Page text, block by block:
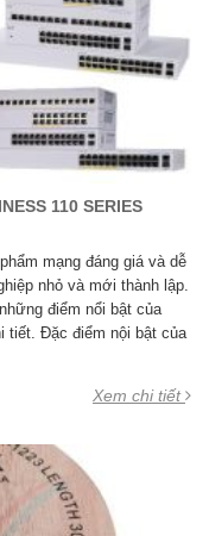
110 SERIES
mạng đáng giá và dễ
nhỏ và mới thành lập.
điểm nổi bật của
tiết. Đặc điểm nội bật của
Xem chi tiết